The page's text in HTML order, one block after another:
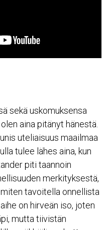
sekä uskomuksensa
aina pitänyt hänestä.
uteliaisuus maailmaa
tulee lähes aina, kun
piti taannoin
merkityksestä,
tavoitella onnellista
on hirveän iso, joten
mutta tiivistän